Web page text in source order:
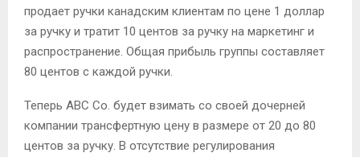
продает ручки канадским клиентам по цене 1 доллар
за ручку и тратит 10 центов за ручку на маркетинг и
распространение. Общая прибыль группы составляет
80 центов с каждой ручки.
Теперь ABC Co. будет взимать со своей дочерней
компании трансфертную цену в размере от 20 до 80
центов за ручку. В отсутствие регулирования